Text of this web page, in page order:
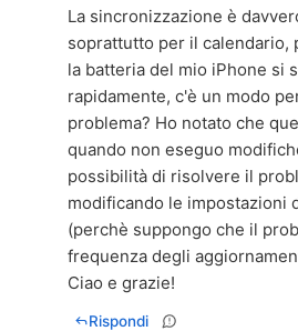
La sincronizzazione è
soprattutto per il calendario,
la batteria del mio iPhone si
rapidamente, c'è un modo
problema? Ho notato che
quando non eseguo
possibilità di risolvere il
modificando le impostazioni
(perchè suppongo che il
frequenza degli
Ciao e grazie!
Rispondi